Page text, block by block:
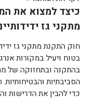
כיצד למצוא את
מתקני גז
חוק התקנת מתקני גז
בטוח ויעיל במקורות
בהתקנה ובתחזוקה של
הסביבתיות
כדי להבין את הדרישות